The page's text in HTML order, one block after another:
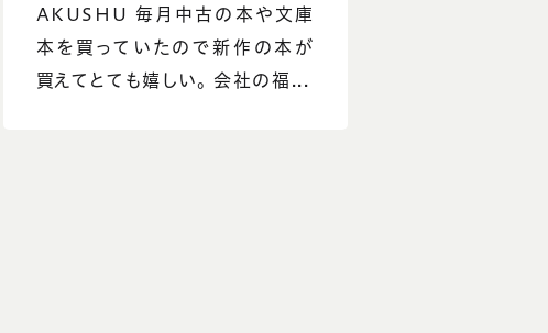
AKUSHU 毎月中古の本や文庫
本を買っていたので新作の本が
買えてとても嬉しい。 会社の福...